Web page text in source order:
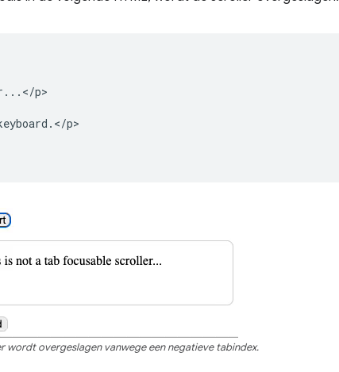
p>
p>
wordt overgeslagen vanwege een negatieve tabindex.